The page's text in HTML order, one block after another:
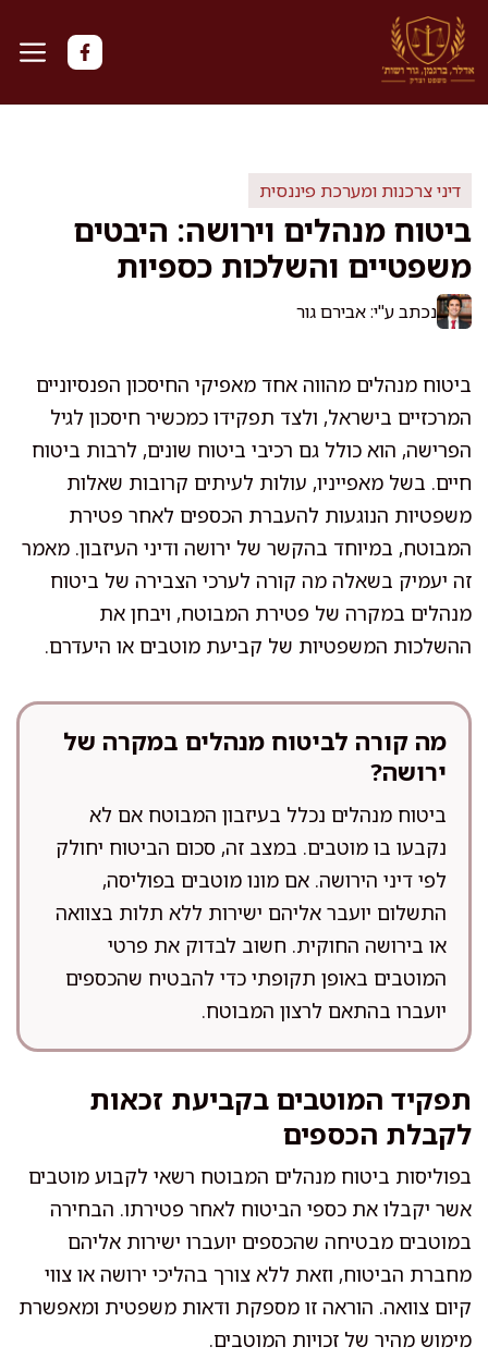
לדלג
לתוכן
דיני צרכנות ומערכת פיננסית
ביטוח מנהלים וירושה: היבטים
משפטיים והשלכות כספיות
נכתב ע"י: אבירם גור
ביטוח מנהלים מהווה אחד מאפיקי החיסכון הפנסיוניים
המרכזיים בישראל, ולצד תפקידו כמכשיר חיסכון לגיל
הפרישה, הוא כולל גם רכיבי ביטוח שונים, לרבות ביטוח
חיים. בשל מאפייניו, עולות לעיתים קרובות שאלות
משפטיות הנוגעות להעברת הכספים לאחר פטירת
המבוטח, במיוחד בהקשר של ירושה ודיני העיזבון. מאמר
זה יעמיק בשאלה מה קורה לערכי הצבירה של ביטוח
מנהלים במקרה של פטירת המבוטח, ויבחן את
ההשלכות המשפטיות של קביעת מוטבים או היעדרם.
מה קורה לביטוח מנהלים במקרה של
ירושה?
ביטוח מנהלים נכלל בעיזבון המבוטח אם לא
נקבעו בו מוטבים. במצב זה, סכום הביטוח יחולק
לפי דיני הירושה. אם מונו מוטבים בפוליסה,
התשלום יועבר אליהם ישירות ללא תלות בצוואה
או בירושה החוקית. חשוב לבדוק את פרטי
המוטבים באופן תקופתי כדי להבטיח שהכספים
יועברו בהתאם לרצון המבוטח.
תפקיד המוטבים בקביעת זכאות
לקבלת הכספים
בפוליסות ביטוח מנהלים המבוטח רשאי לקבוע מוטבים
אשר יקבלו את כספי הביטוח לאחר פטירתו. הבחירה
במוטבים מבטיחה שהכספים יועברו ישירות אליהם
מחברת הביטוח, וזאת ללא צורך בהליכי ירושה או צווי
קיום צוואה. הוראה זו מספקת ודאות משפטית ומאפשרת
מימוש מהיר של זכויות המוטבים.